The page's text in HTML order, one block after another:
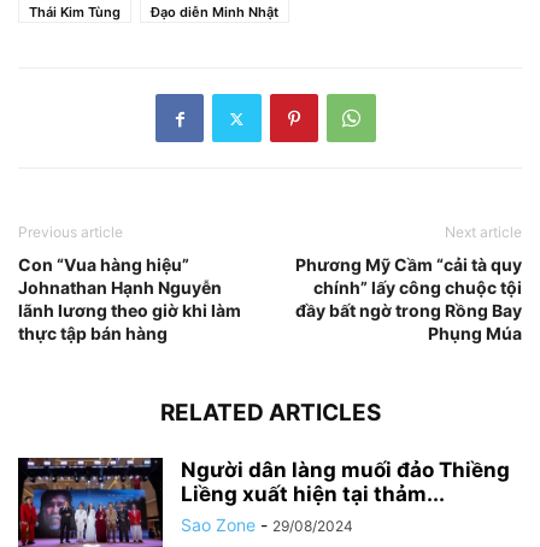
Thái Kim Tùng
Đạo diễn Minh Nhật
Previous article
Con “Vua hàng hiệu”
Johnathan Hạnh Nguyễn
lãnh lương theo giờ khi làm
thực tập bán hàng
Next article
Phương Mỹ Cầm “cải tà quy
chính” lấy công chuộc tội
đầy bất ngờ trong Rồng Bay
Phụng Múa
RELATED ARTICLES
Người dân làng muối đảo Thiềng
Liềng xuất hiện tại thảm...
Sao Zone - 29/08/2024